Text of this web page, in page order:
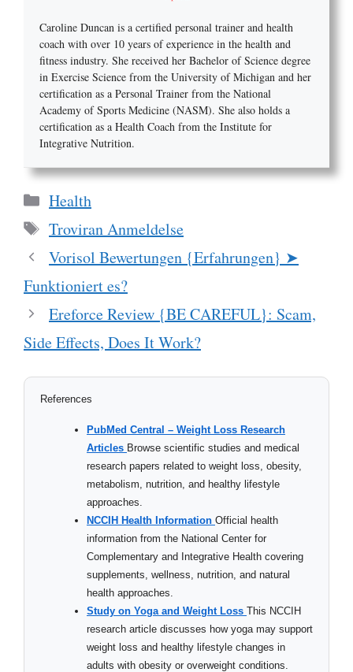
Caroline Duncan is a certified personal trainer and health
coach with over 10 years of experience in the health and
fitness industry. She received her Bachelor of Science degree
in Exercise Science from the University of Michigan and her
certification as a Personal Trainer from the National
Academy of Sports Medicine (NASM). She also holds a
certification as a Health Coach from the Institute for
Integrative Nutrition.
Categories
Health
Tags
Troviran Anmeldelse
Vorisol Bewertungen {Erfahrungen} ➤
Funktioniert es?
Ereforce Review {BE CAREFUL}: Scam,
Side Effects, Does It Work?
References
PubMed Central – Weight Loss Research
Articles Browse scientific studies and medical
research papers related to weight loss, obesity,
metabolism, nutrition, and healthy lifestyle
approaches.
NCCIH Health Information Official health
information from the National Center for
Complementary and Integrative Health covering
supplements, wellness, nutrition, and natural
health approaches.
Study on Yoga and Weight Loss This NCCIH
research article discusses how yoga may support
weight loss and healthy lifestyle changes in
adults with obesity or overweight conditions.